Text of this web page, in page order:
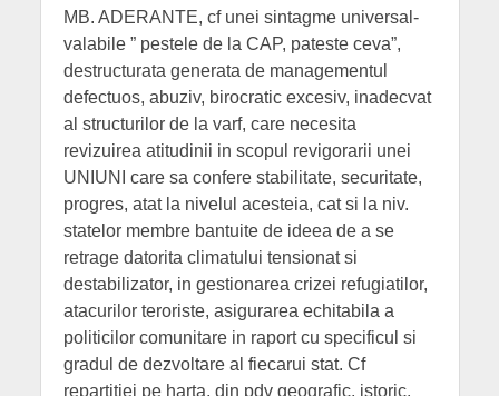
MB. ADERANTE, cf unei sintagme universal-
valabile ” pestele de la CAP, pateste ceva”,
destructurata generata de managementul
defectuos, abuziv, birocratic excesiv, inadecvat
al structurilor de la varf, care necesita
revizuirea atitudinii in scopul revigorarii unei
UNIUNI care sa confere stabilitate, securitate,
progres, atat la nivelul acesteia, cat si la niv.
statelor membre bantuite de ideea de a se
retrage datorita climatului tensionat si
destabilizator, in gestionarea crizei refugiatilor,
atacurilor teroriste, asigurarea echitabila a
politicilor comunitare in raport cu specificul si
gradul de dezvoltare al fiecarui stat. Cf
repartitiei pe harta, din pdv geografic, istoric,